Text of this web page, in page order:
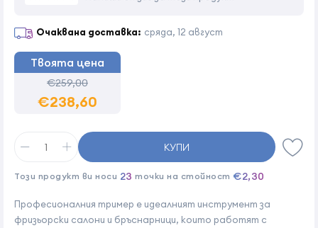
Професионалния тример е идеалният инструмент за
фризьорски салони и бръснарници, които работят с
Очаквана доставка: сряда, 12 август
Твоята цена
€259,00
€238,60
КУПИ
Този продукт ви носи 23 точки на стойност €2,30